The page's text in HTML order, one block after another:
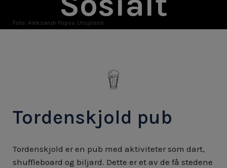
Foto: Aleksandr Popov, Unsplash
Tordenskjold pub
Tordenskjold er en pub med aktiviteter som dart,
shuffleboard og biljard. Dette er et av de få stedene